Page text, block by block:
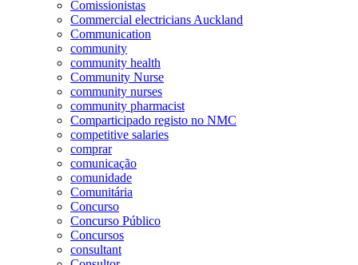
Comissionistas
Commercial electricians Auckland
Communication
community
community health
Community Nurse
community nurses
community pharmacist
Comparticipado registo no NMC
competitive salaries
comprar
comunicação
comunidade
Comunitária
Concurso
Concurso Público
Concursos
consultant